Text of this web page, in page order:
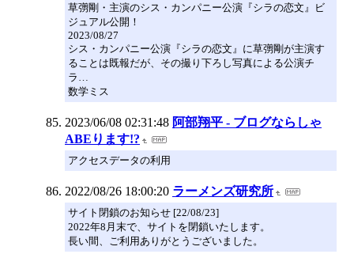
草彅剛・主演のシス・カンパニー公演『シラの恋文』ビ
ジュアル公開！
2023/08/27
シス・カンパニー公演『シラの恋文』に草彅剛が主演す
ることは既報だが、その撮り下ろし写真による公演チ
ラ…
数学ミス
2023/06/08 02:31:48 阿部翔平 - ブログならしゃ
ABEります!?
アクセスデータの利用
2022/08/26 18:00:20 ラーメンズ研究所
サイト閉鎖のお知らせ [22/08/23]
2022年8月末で、サイトを閉鎖いたします。
長い間、ご利用ありがとうございました。